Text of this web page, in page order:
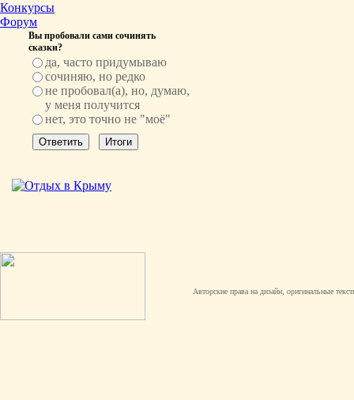
Конкурсы
Форум
Вы пробовали сами сочинять
сказки?
да, часто придумываю
сочиняю, но редко
не пробовал(а), но, думаю,
у меня получится
нет, это точно не "моё"
Авторские права на дизайн, оригинальные